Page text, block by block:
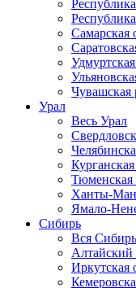
Самарская
Чувашская
Урал
Весь Урал
Тюменская
Ханты-
Ямало-
Сибирь
Вся Сибирь
Алтайский
Иркутская